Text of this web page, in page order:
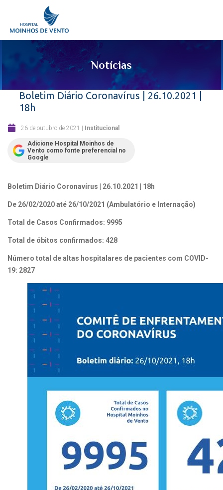
Notícias
Boletim Diário Coronavírus | 26.10.2021 |
18h
26 de outubro de 2021 | Institucional
Adicione Hospital Moinhos de
Vento como fonte preferencial no
Google
Boletim Diário Coronavírus | 26.10.2021 | 18h
De 26/02/2020 até 26/10/2021 (Ambulatório e Internação)
Total de Casos Confirmados: 9995
Total de óbitos confirmados: 428
Número total de altas hospitalares de pacientes com COVID-
19: 2827